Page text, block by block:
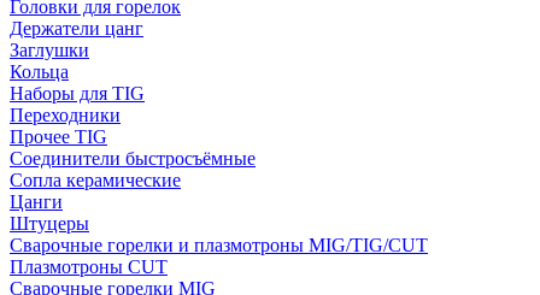
Головки для горелок
Держатели цанг
Заглушки
Кольца
Наборы для TIG
Переходники
Прочее TIG
Соединители быстросъёмные
Сопла керамические
Цанги
Штуцеры
Сварочные горелки и плазмотроны MIG/TIG/CUT
Плазмотроны CUT
Сварочные горелки MIG